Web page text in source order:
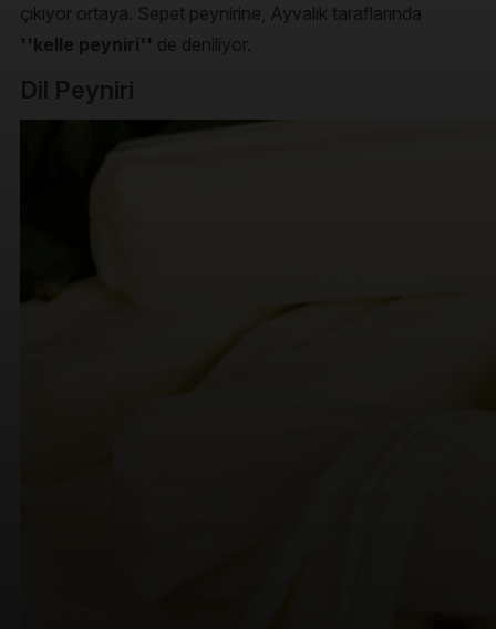
çıkıyor ortaya. Sepet peynirine, Ayvalık taraflarında
''kelle peyniri'' de deniliyor.
Dil Peyniri